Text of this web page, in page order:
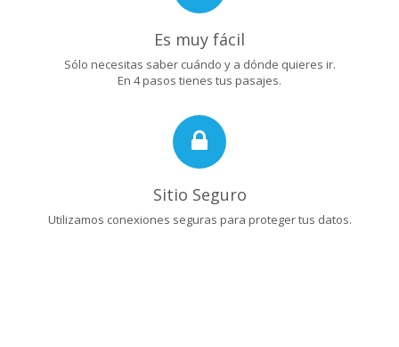
Es muy fácil
Sólo necesitas saber cuándo y a dónde quieres ir.
En 4 pasos tienes tus pasajes.
Sitio Seguro
Utilizamos conexiones seguras para proteger tus datos.